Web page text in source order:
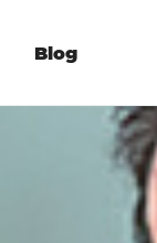
Blog